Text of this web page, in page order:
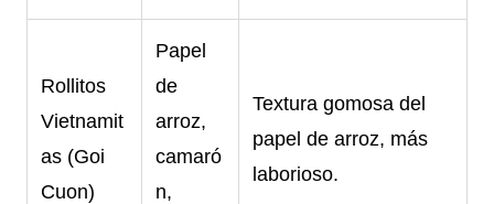
Rollitos
Vietnamit
as (Goi
Cuon)
Papel
de
arroz,
camaró
n,
Textura gomosa del
papel de arroz, más
laborioso.